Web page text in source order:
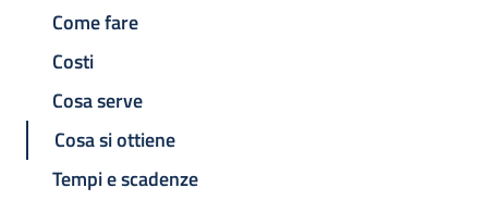
Come fare
Costi
Cosa serve
Cosa si ottiene
Tempi e scadenze